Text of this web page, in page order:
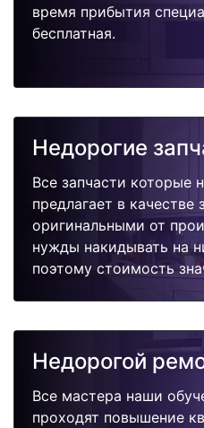
время прибытия
бесплатная.
Недорогие
Все запчасти которые
предлагает в качестве
оригинальными от
нужды накидывать на
поэтому стоимость
Недорогой
Все мастера наши
проходят повышение